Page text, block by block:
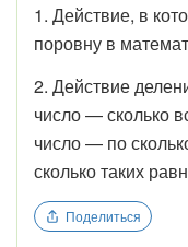
1. Действие, в
поровну в
2. Действие
число — сколько
число — по
сколько таких
Поделиться